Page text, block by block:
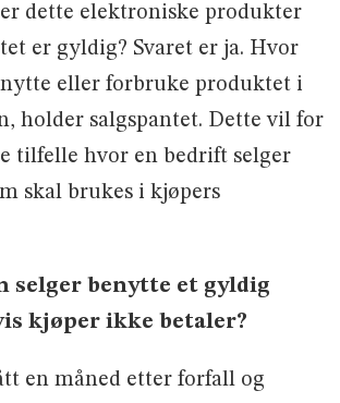
dette elektroniske produkter
er gyldig? Svaret er ja. Hvor
eller forbruke produktet i
holder salgspantet. Dette vil for
tilfelle hvor en bedrift selger
skal brukes i kjøpers
selger benytte et gyldig
kjøper ikke betaler?
en måned etter forfall og